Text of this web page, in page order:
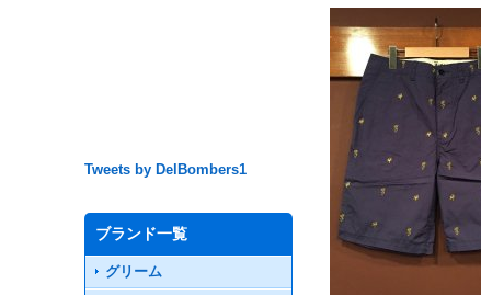
Tweets by DelBombers1
ブランド一覧
グリーム